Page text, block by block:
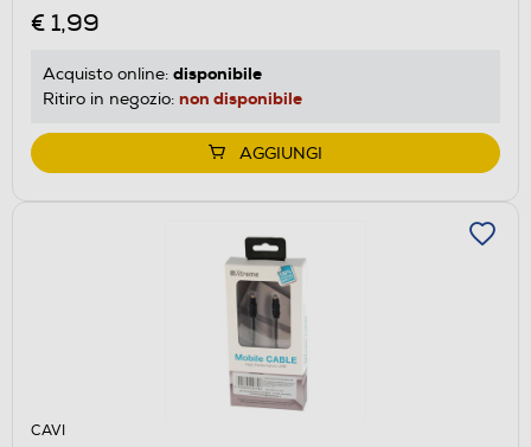
€ 1,99
Acquisto online: disponibile
Ritiro in negozio: non disponibile
AGGIUNGI
CAVI